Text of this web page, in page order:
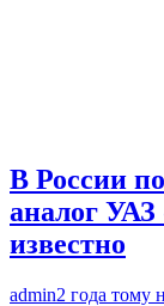
В России
аналог
известно
admin2 года тому